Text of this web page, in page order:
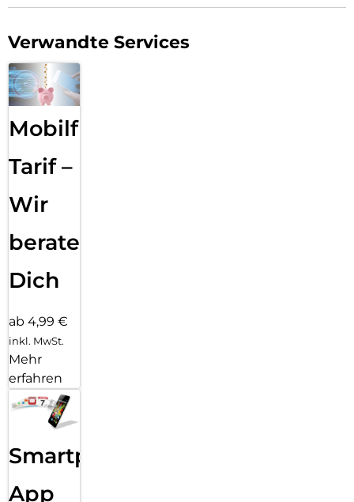
Verwandte Services
Mobilfunk
Tarif –
Wir
beraten
Dich
ab 4,99 €
inkl. MwSt.
Mehr
erfahren
Smartphone
App